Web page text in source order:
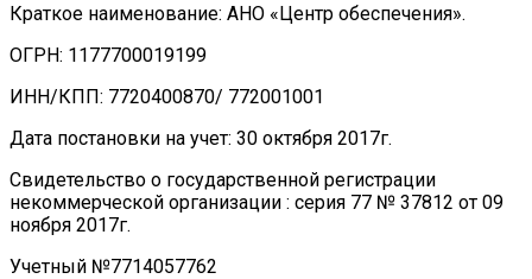
Краткое наименование: АНО «Центр обеспечения».
ОГРН: 1177700019199
ИНН/КПП: 7720400870/ 772001001
Дата постановки на учет: 30 октября 2017г.
Свидетельство о государственной регистрации
некоммерческой организации : серия 77 № 37812 от 09
ноября 2017г.
Учетный №7714057762